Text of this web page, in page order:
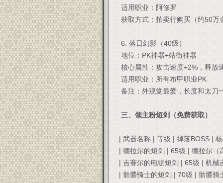
适用职业：阿修罗
获取方式：拍卖行购买（约50万
6. 落日幻影（40级）
地位：PK神器+站街神器
核心属性：攻击速度+2%，释放
适用职业：所有布甲职业PK
备注：外观党最爱，长度和太刀
三、领主粉短剑（免费获取）
| 武器名称 | 等级 | 掉落BOSS |
| 德拉尔的短剑 | 65级 | 德拉尔
| 吉赛尔的电锯短剑 | 65级 | 机
| 骷髅骑士的短剑 | 70级 | 骷髅骑